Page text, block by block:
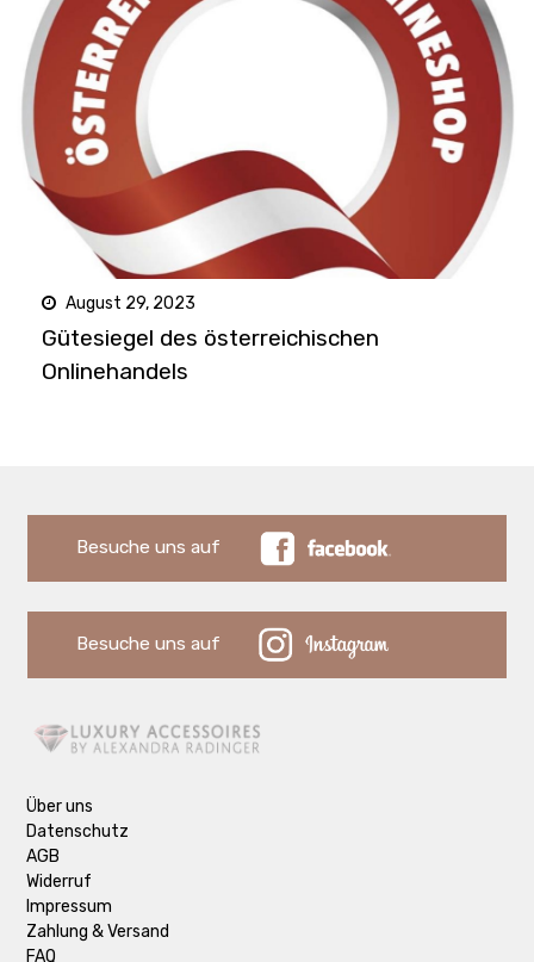
August 29, 2023
Gütesiegel des österreichischen
Onlinehandels
Besuche uns auf
Besuche uns auf
Über uns
Datenschutz
AGB
Widerruf
Impressum
Zahlung & Versand
FAQ